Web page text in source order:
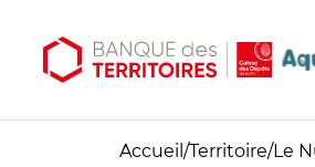
Accueil /Territoire/Le